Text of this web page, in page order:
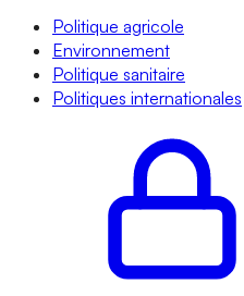
Politique agricole
Environnement
Politique sanitaire
Politiques internationales